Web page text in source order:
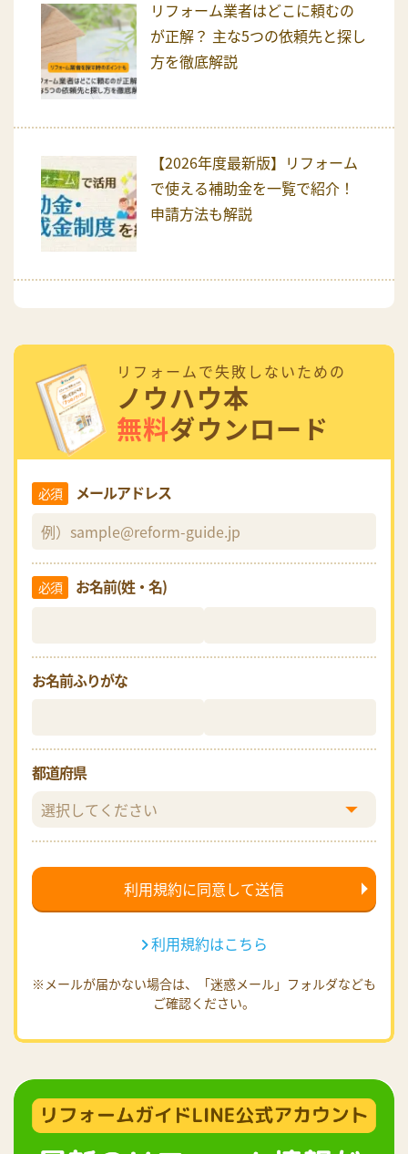
リフォーム業者はどこに頼むの
が正解？ 主な5つの依頼先と探し
方を徹底解説
【2026年度最新版】リフォーム
で使える補助金を一覧で紹介！
申請方法も解説
リフォームで失敗しないための
ノウハウ本
無料ダウンロード
必須 メールアドレス
必須 お名前(姓・名)
お名前ふりがな
都道府県
利用規約はこちら
※メールが届かない場合は、「迷惑メール」フォルダなども
ご確認ください。